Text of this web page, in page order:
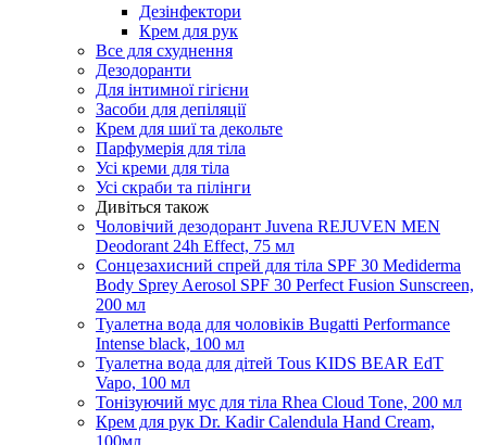
Дезінфектори
Крем для рук
Все для схуднення
Дезодоранти
Для інтимної гігієни
Засоби для депіляції
Крем для шиї та декольте
Парфумерія для тіла
Усі креми для тіла
Усі скраби та пілінги
Дивіться також
Чоловічий дезодорант Juvena REJUVEN MEN
Deodorant 24h Effect, 75 мл
Сонцезахисний спрей для тіла SPF 30 Mediderma
Body Sprey Aerosol SPF 30 Perfect Fusion Sunscreen,
200 мл
Туалетна вода для чоловіків Bugatti Performance
Intense black, 100 мл
Туалетна вода для дітей Tous KIDS BEAR EdT
Vapo, 100 мл
Тонізуючий мус для тіла Rhea Cloud Tone, 200 мл
Крем для рук Dr. Kadir Calendula Hand Cream,
100мл